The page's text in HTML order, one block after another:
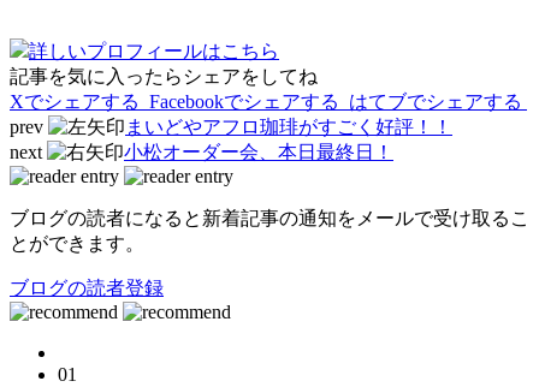
詳しいプロフィールはこちら
記事を気に入ったらシェアをしてね
Xでシェアする Facebookでシェアする
はてブでシェアする
prev
まいどやアフロ珈琲がすごく好評！！
next
小松オーダー会、本日最終日！
ブログの読者になると新着記事の通知をメールで受け取るこ
とができます。
ブログの読者登録
01